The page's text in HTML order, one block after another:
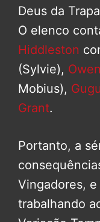
Deus da
O elenco
Hiddleston
(Sylvie),
Mobius),
Grant.
Portanto, a
Vingadores,
trabalhando